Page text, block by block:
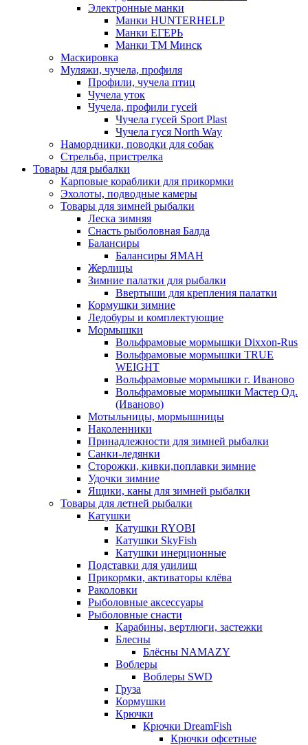
Электронные манки
Манки HUNTERHELP
Манки ЕГЕРЬ
Манки ТМ Минск
Маскировка
Муляжи, чучела, профиля
Профили, чучела птиц
Чучела уток
Чучела, профили гусей
Чучела гусей Sport Plast
Чучела гуся North Way
Намордники, поводки для собак
Стрельба, пристрелка
Товары для рыбалки
Карповые кораблики для прикормки
Эхолоты, подводные камеры
Товары для зимней рыбалки
Леска зимняя
Снасть рыболовная Балда
Балансиры
Балансиры ЯМАН
Жерлицы
Зимние палатки для рыбалки
Ввертыши для крепления палатки
Кормушки зимние
Ледобуры и комплектующие
Мормышки
Вольфрамовые мормышки Dixxon-Rus
Вольфрамовые мормышки TRUE
WEIGHT
Вольфрамовые мормышки г. Иваново
Вольфрамовые мормышки Мастер Од.
(Иваново)
Мотыльницы, мормышницы
Наколенники
Принадлежности для зимней рыбалки
Санки-ледянки
Сторожки, кивки,поплавки зимние
Удочки зимние
Ящики, каны для зимней рыбалки
Товары для летней рыбалки
Катушки
Катушки RYOBI
Катушки SkyFish
Катушки инерционные
Подставки для удилищ
Прикормки, активаторы клёва
Раколовки
Рыболовные аксессуары
Рыболовные снасти
Карабины, вертлюги, застежки
Блесны
Блёсны NAMAZY
Воблеры
Воблеры SWD
Груза
Кормушки
Крючки
Крючки DreamFish
Крючки офсетные